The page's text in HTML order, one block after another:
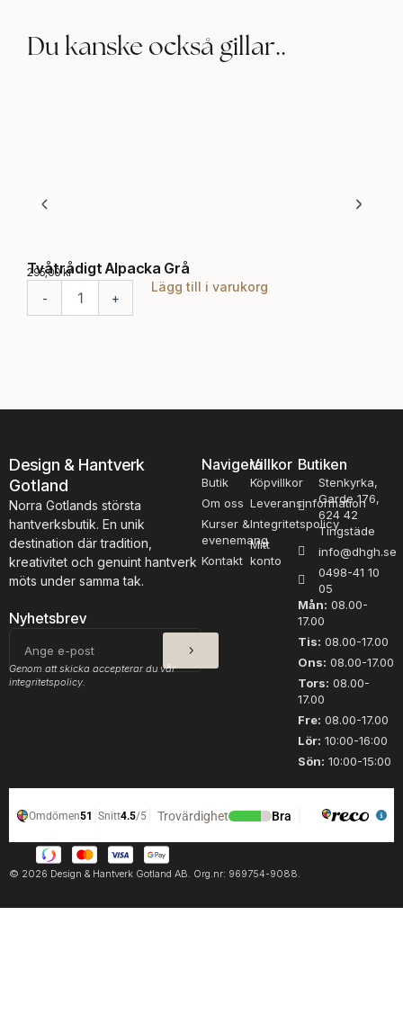
Du kanske också gillar..
Tvåtrådigt Alpacka Grå
295,00kr
-
i
A
l
p
a
c
k
a
r
m
ä
n
+
Lägg till i varukorg
r
a
m
g
d
Design & Hantverk
Gotland
Norra Gotlands största
hantverksbutik. En unik
destination där tradition,
kreativitet och genuint hantverk
möts under samma tak.
Nyhetsbrev
post
SKICKA
Genom att skicka accepterar du vår
integritetspolicy.
Navigera
Butik
Om oss
Kurser &
evenemang
Kontakt
Villkor
Köpvillkor
Leveransinformation
Integritetspolicy
Mitt
konto
Butiken
Stenkyrka,
Garde 176,
624 42
Tingstäde
info@dhgh.se
0498-41 10
05
Mån: 08.00-
17.00
Tis: 08.00-17.00
Ons: 08.00-17.00
Tors: 08.00-
17.00
Fre: 08.00-17.00
Lör: 10:00-16:00
Sön: 10:00-15:00
© 2026 Design & Hantverk Gotland AB. Org.nr: 969754-9088.